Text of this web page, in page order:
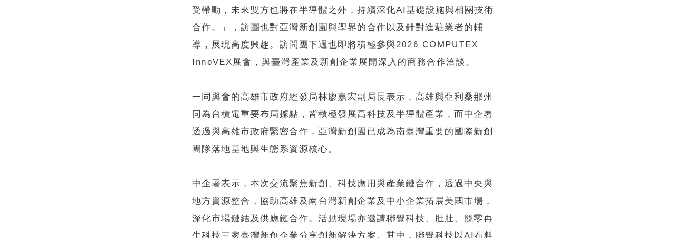
受帶動，未來雙方也將在半導體之外，持續深化AI基礎設施與相關技術
合作。」，訪團也對亞灣新創園與學界的合作以及針對進駐業者的輔
導，展現高度興趣。訪問團下週也即將積極參與2026 COMPUTEX
InnoVEX展會，與臺灣產業及新創企業展開深入的商務合作洽談。
一同與會的高雄市政府經發局林廖嘉宏副局長表示，高雄與亞利桑那州
同為台積電重要布局據點，皆積極發展高科技及半導體產業，而中企署
透過與高雄市政府緊密合作，亞灣新創園已成為南臺灣重要的國際新創
團隊落地基地與生態系資源核心。
中企署表示，本次交流聚焦新創、科技應用與產業鏈合作，透過中央與
地方資源整合，協助高雄及南台灣新創企業及中小企業拓展美國市場，
深化市場鏈結及供應鏈合作。活動現場亦邀請聯覺科技、肚肚、競零再
生科技三家臺灣新創企業分享創新解決方案。其中，聯覺科技以AI布料